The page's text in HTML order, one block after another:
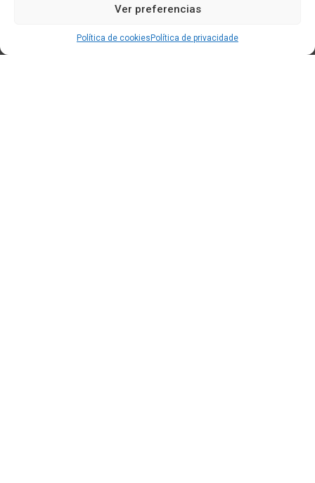
Ver preferencias
Política de cookies Política de privacidade